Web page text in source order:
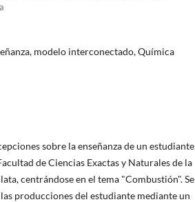
modelo interconectado, Química
sobre la enseñanza de un estudiante
de Ciencias Exactas y Naturales de la
centrándose en el tema "Combustión". Se
producciones del estudiante mediante un